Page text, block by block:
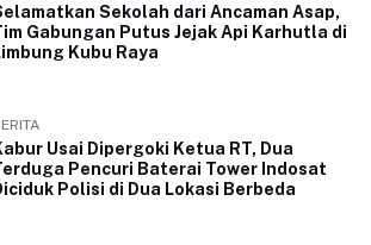
Sekolah dari Ancaman Asap,
Gabungan Putus Jejak Api Karhutla di
Kubu Raya
Usai Dipergoki Ketua RT, Dua
Pencuri Baterai Tower Indosat
Polisi di Dua Lokasi Berbeda